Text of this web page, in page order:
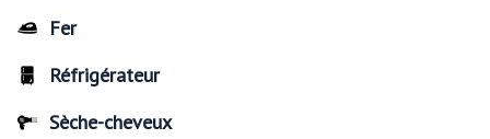
Fer
Réfrigérateur
Sèche-cheveux